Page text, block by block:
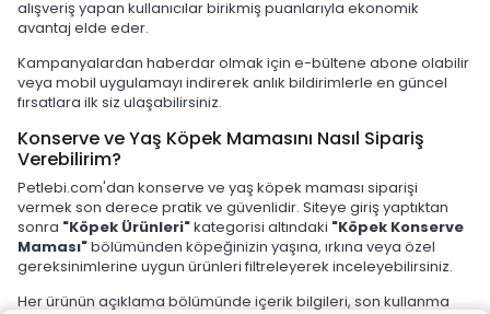
alışveriş yapan kullanıcılar birikmiş puanlarıyla ekonomik
avantaj elde eder.
Kampanyalardan haberdar olmak için e-bültene abone olabilir
veya mobil uygulamayı indirerek anlık bildirimlerle en güncel
fırsatlara ilk siz ulaşabilirsiniz.
Konserve ve Yaş Köpek Mamasını Nasıl Sipariş
Verebilirim?
Petlebi.com'dan konserve ve yaş köpek maması siparişi
vermek son derece pratik ve güvenlidir. Siteye giriş yaptıktan
sonra "Köpek Ürünleri"kategorisi altındaki "Köpek Konserve
Maması"bölümünden köpeğinizin yaşına, ırkına veya özel
gereksinimlerine uygun ürünleri filtreleyerek inceleyebilirsiniz.
Her ürünün açıklama bölümünde içerik bilgileri, son kullanma